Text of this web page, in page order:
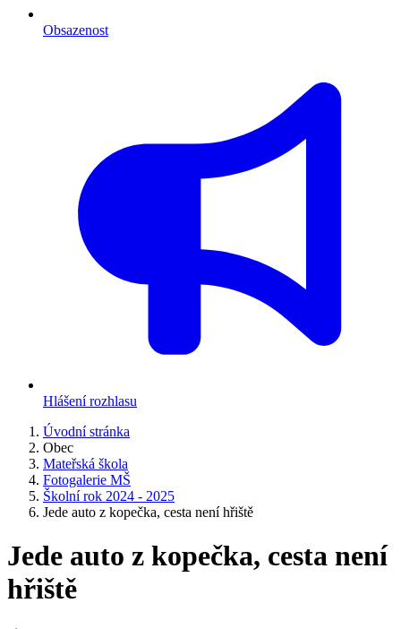
Obsazenost
Hlášení rozhlasu
Úvodní stránka
Obec
Mateřská škola
Fotogalerie MŠ
Školní rok 2024 - 2025
Jede auto z kopečka, cesta není hřiště
Jede auto z kopečka, cesta není
hřiště